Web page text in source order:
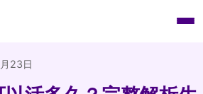
23日